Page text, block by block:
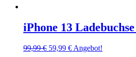
iPhone 13
99,99€ Ursprünglicher
59,99 €Aktueller
Angebot!